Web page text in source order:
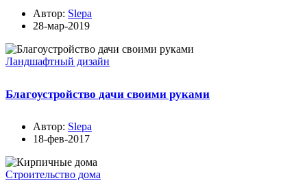
Автор: Slepa
28-мар-2019
Ландшафтный дизайн
Благоустройство дачи своими руками
Автор: Slepa
18-фев-2017
Строительство дома